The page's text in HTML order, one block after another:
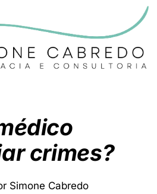
crimes?
Simone Cabredo